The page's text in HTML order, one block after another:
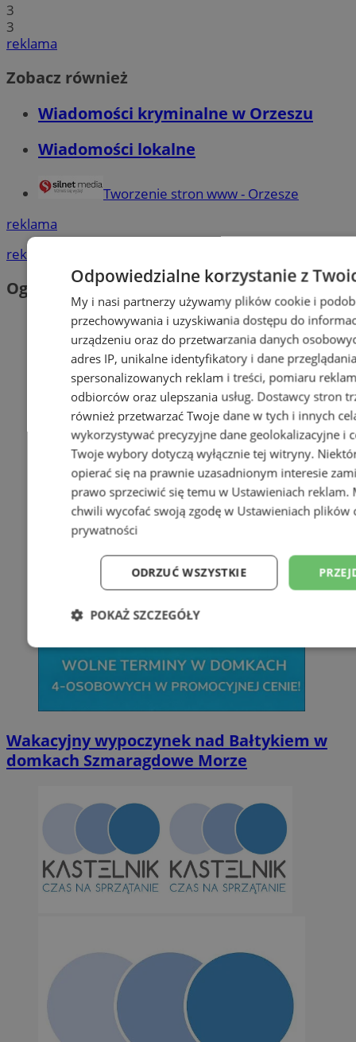
3
3
reklama
Zobacz również
Wiadomości kryminalne w Orzeszu
Wiadomości lokalne
Tworzenie stron www - Orzesze
reklama
reklama
Ogłoszenia
Wakacyjny wypoczynek nad Bałtykiem w
domkach Szmaragdowe Morze
Odpowiedzialne korzystanie z
My i nasi partnerzy używamy plików cookie i
przechowywania i uzyskiwania dostępu do
urządzeniu oraz do przetwarzania danych
adres IP, unikalne identyfikatory i dane
spersonalizowanych reklam i treści, pomiaru
odbiorców oraz ulepszania usług. Dostawcy stron
również przetwarzać Twoje dane w tych i innych
wykorzystywać precyzyjne dane geolokalizacyjne i
Twoje wybory dotyczą wyłącznie tej witryny.
opierać się na prawnie uzasadnionym interesie
prawo sprzeciwić się temu w Ustawieniach reklam.
chwili wycofać swoją zgodę w Ustawieniach plików
prywatności
ODRZUĆ WSZYSTKIE
POKAŻ SZCZEGÓŁY
Niezbędne Wydajność
Niesklasyfikowane
Niezbędne Wydajność Targetowanie
Niezbędne pliki cookie umożliwiają korzystanie z podstawowych
takich jak logowanie użytkownika i zarządzanie kontem. Bez
można prawidłowo korzystać ze strony internetowej.
QeSessID
MvSessID